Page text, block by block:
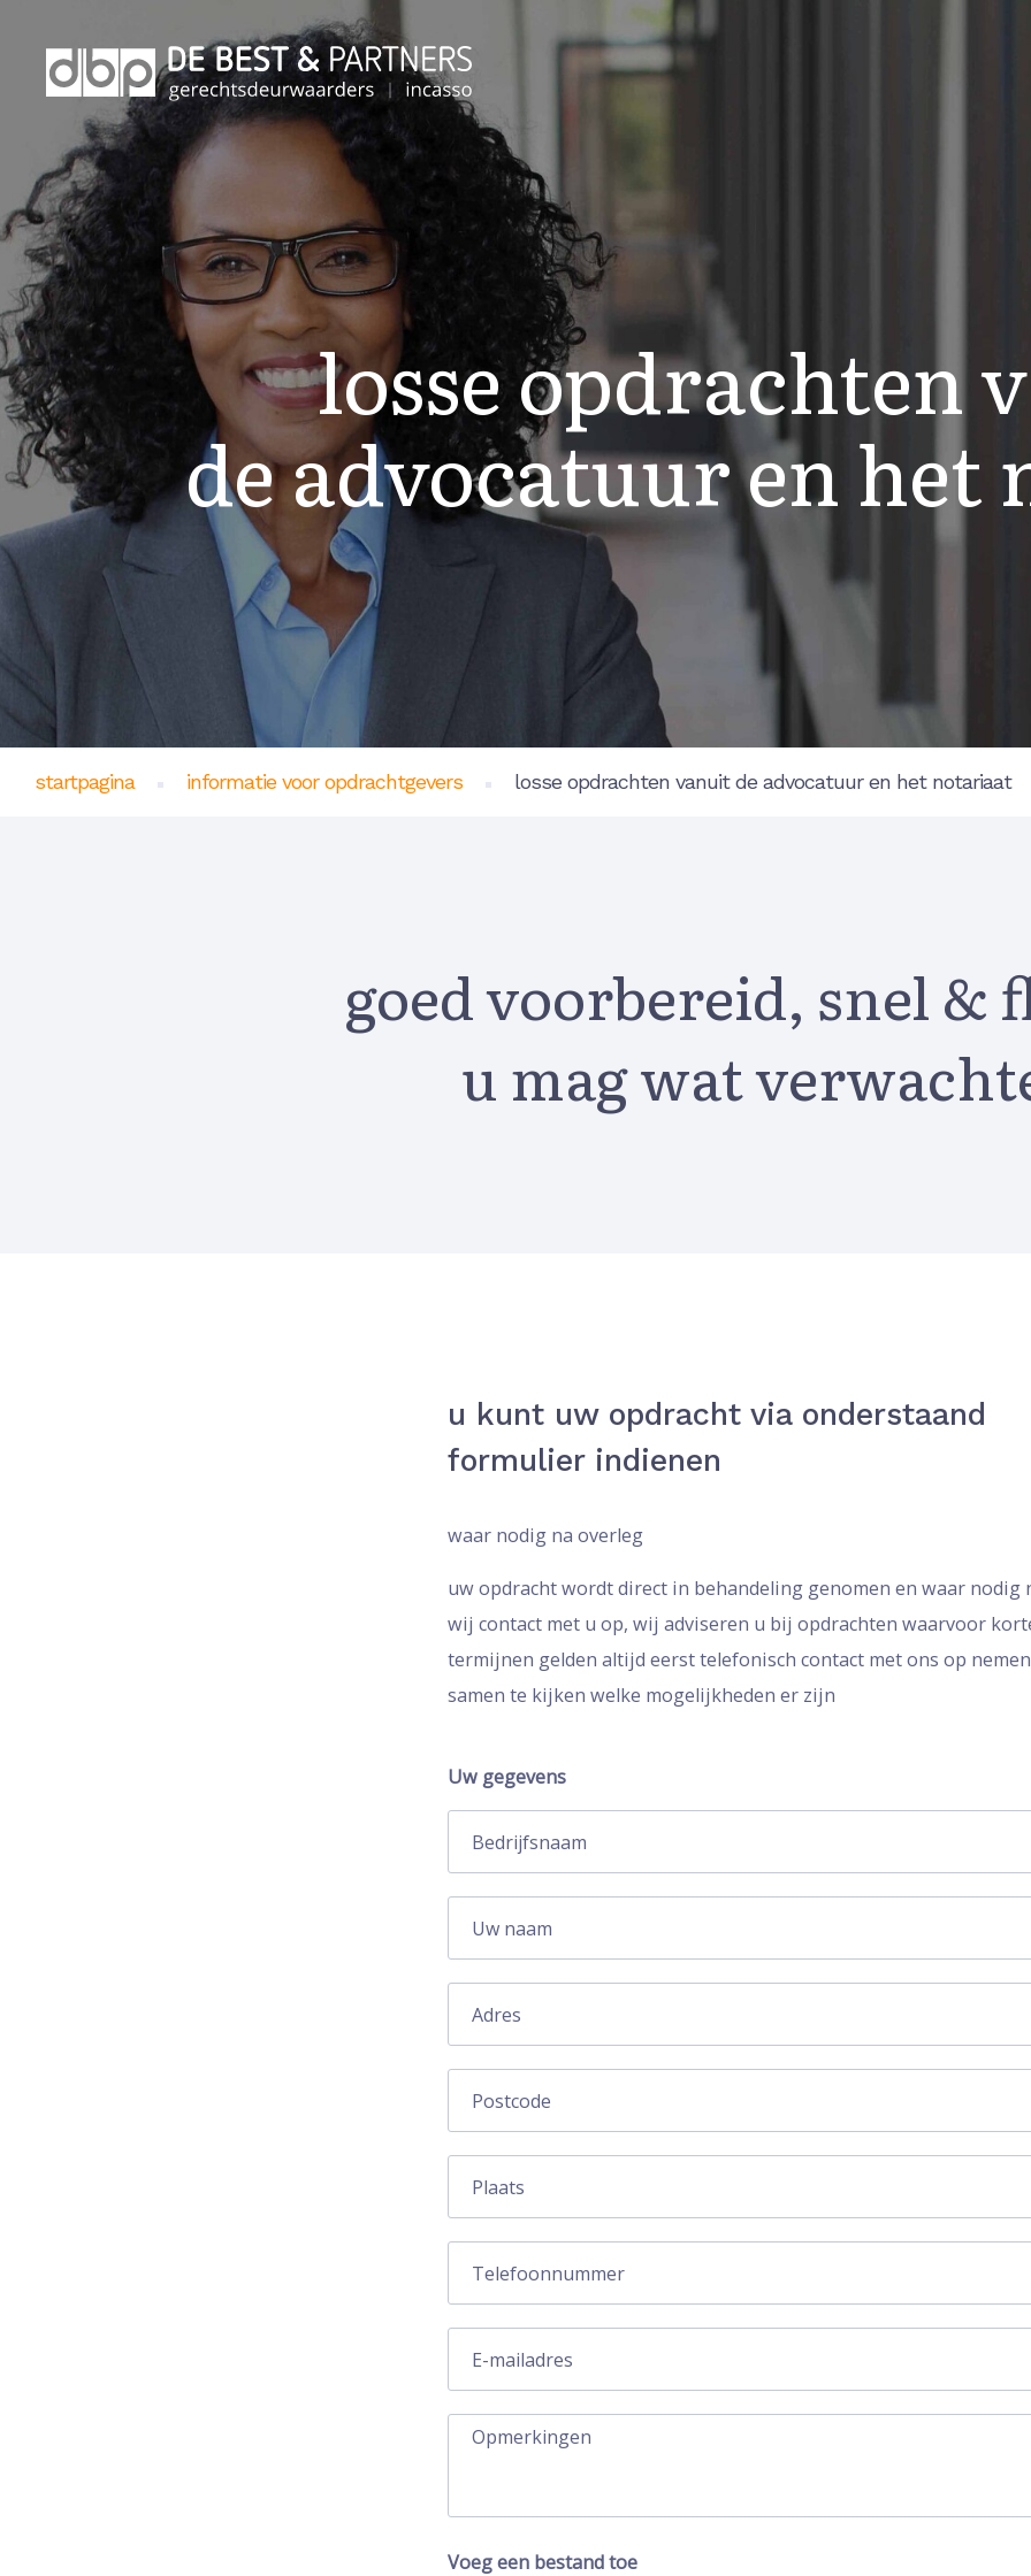
losse opdrachten
de advocatuur en
startpagina informatie voor opdrachtgevers losse opdrachten vanuit de advocatuur en het notariaat
goed voorbereid, snel &
u mag wat
u kunt uw opdracht via onderstaand
formulier indienen
waar nodig na overleg
uw opdracht wordt direct in behandeling genomen en waar nodig
wij contact met u op, wij adviseren u bij opdrachten waarvoor
termijnen gelden altijd eerst telefonisch contact met ons op
samen te kijken welke mogelijkheden er zijn
Uw gegevens
Voeg een bestand toe